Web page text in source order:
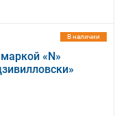
В наличии
«N»